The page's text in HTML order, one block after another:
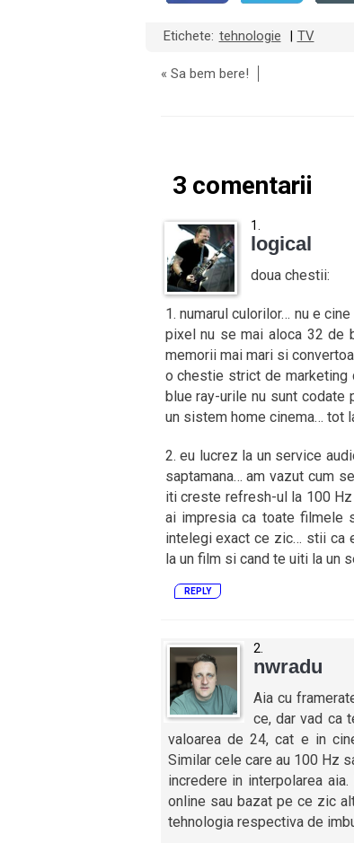
Etichete: tehnologie TV
« Sa bem bere!
3 comentarii
logical
doua chestii:
1. numarul culorilor… nu e
pixel nu se mai aloca 32 de
memorii mai mari si
o chestie strict de marketing
blue ray-urile nu sunt
un sistem home cinema… tot
2. eu lucrez la un service
saptamana… am vazut cum
iti creste refresh-ul la 100
ai impresia ca toate filmele
intelegi exact ce zic… stii ca
la un film si cand te uiti la un
REPLY
nwradu
Aia cu
ce, dar vad ca
valoarea de 24, cat e in
Similar cele care au 100 Hz
incredere in interpolarea
online sau bazat pe ce zic
tehnologia respectiva de